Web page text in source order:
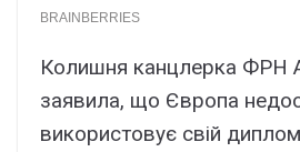
Колишня канцлерка ФРН
заявила, що Європа
використовує свій